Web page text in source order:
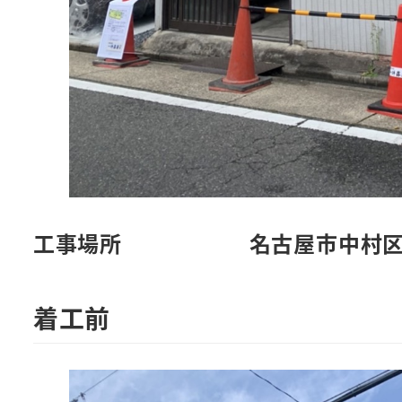
工事場所 名古屋市中村
着工前